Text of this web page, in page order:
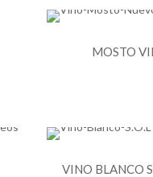
MOSTO
VINO BLANCO